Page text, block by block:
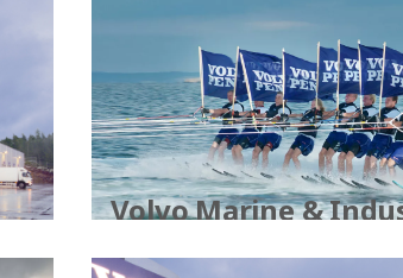
Volvo Marine &